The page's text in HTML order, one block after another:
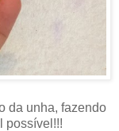
da unha, fazendo
possível!!!